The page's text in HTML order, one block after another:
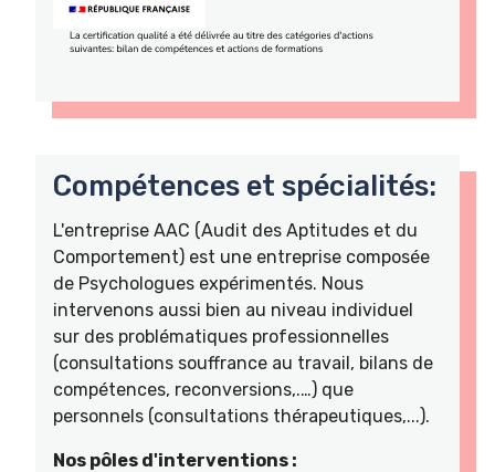
Compétences et spécialités:
L'entreprise AAC (Audit des Aptitudes et du
Comportement) est une entreprise composée
de Psychologues expérimentés. Nous
intervenons aussi bien au niveau individuel
sur des problématiques professionnelles
(consultations souffrance au travail, bilans de
compétences, reconversions,.…) que
personnels (consultations thérapeutiques,...).
Nos pôles d'interventions :